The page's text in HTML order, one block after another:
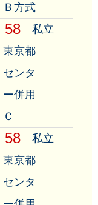
Ｂ方式
58
私立
東京都
センタ
ー併用
Ｃ
58
私立
東京都
センタ